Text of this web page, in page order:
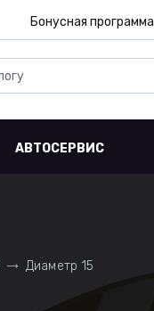
Бонусная программа
АВТОСЕРВИС
Диаметр 15